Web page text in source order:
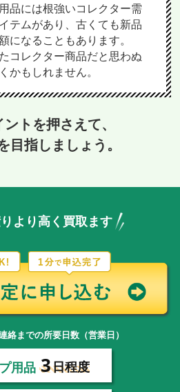
品には根強いコレクター需
テムがあり、古くても新品
になることもあります。
コレクター商品だと思わぬ
かもしれません。
トを押さえて、
目指しましょう。
より高く買取ます
絡までの所要日数（営業日）
用品 3日程度